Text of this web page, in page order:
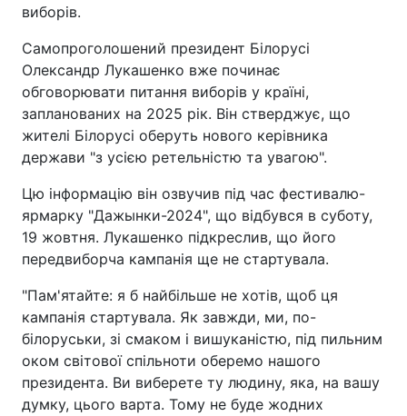
виборів.
Самопроголошений президент Білорусі
Олександр Лукашенко вже починає
обговорювати питання виборів у країні,
запланованих на 2025 рік. Він стверджує, що
жителі Білорусі оберуть нового керівника
держави "з усією ретельністю та увагою".
Цю інформацію він озвучив під час фестивалю-
ярмарку "Дажынки-2024", що відбувся в суботу,
19 жовтня. Лукашенко підкреслив, що його
передвиборча кампанія ще не стартувала.
"Пам'ятайте: я б найбільше не хотів, щоб ця
кампанія стартувала. Як завжди, ми, по-
білоруськи, зі смаком і вишуканістю, під пильним
оком світової спільноти оберемо нашого
президента. Ви виберете ту людину, яка, на вашу
думку, цього варта. Тому не буде жодних